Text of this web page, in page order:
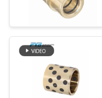
filamento